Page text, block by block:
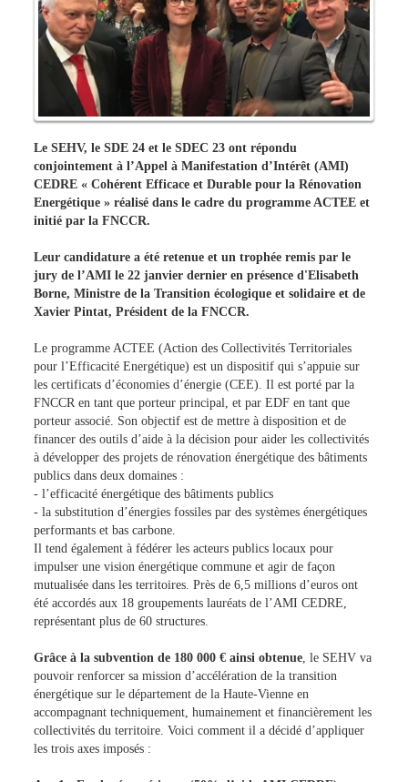
Le SEHV, le SDE 24 et le SDEC 23 ont répondu
conjointement à l’Appel à Manifestation d’Intérêt (AMI)
CEDRE « Cohérent Efficace et Durable pour la Rénovation
Energétique » réalisé dans le cadre du programme ACTEE et
initié par la FNCCR.
Leur candidature a été retenue et un trophée remis par le
jury de l’AMI le 22 janvier dernier en présence d'Elisabeth
Borne, Ministre de la Transition écologique et solidaire et de
Xavier Pintat, Président de la FNCCR.
Le programme ACTEE (Action des Collectivités Territoriales
pour l’Efficacité Energétique) est un dispositif qui s’appuie sur
les certificats d’économies d’énergie (CEE). Il est porté par la
FNCCR en tant que porteur principal, et par EDF en tant que
porteur associé. Son objectif est de mettre à disposition et de
financer des outils d’aide à la décision pour aider les collectivités
à développer des projets de rénovation énergétique des bâtiments
publics dans deux domaines :
- l’efficacité énergétique des bâtiments publics
- la substitution d’énergies fossiles par des systèmes énergétiques
performants et bas carbone.
Il tend également à fédérer les acteurs publics locaux pour
impulser une vision énergétique commune et agir de façon
mutualisée dans les territoires. Près de 6,5 millions d’euros ont
été accordés aux 18 groupements lauréats de l’AMI CEDRE,
représentant plus de 60 structures.
Grâce à la subvention de 180 000 € ainsi obtenue , le SEHV va
pouvoir renforcer sa mission d’accélération de la transition
énergétique sur le département de la Haute-Vienne en
accompagnant techniquement, humainement et financièrement les
collectivités du territoire. Voici comment il a décidé d’appliquer
les trois axes imposés :